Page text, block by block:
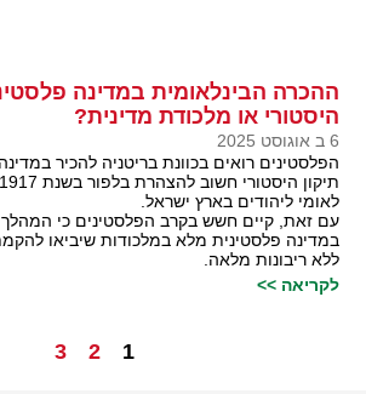
ההכרה הבינלאומית במדינה
היסטורי או מלכודת מדינית?
6 ב אוגוסט 2025
הפלסטינים רואים בכוונת בריטניה להכיר
לאומי ליהודים בארץ ישראל.
עם זאת, קיים חשש בקרב הפלסטינים כי
במדינה פלסטינית מלא במלכודות שיביאו
ללא ריבונות מלאה.
לקריאה >>
1
2
3